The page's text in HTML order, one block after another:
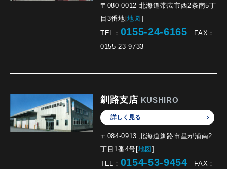
〒080-0012 北海道帯広市西2条南5丁
目3番地[地図]
TEL： 0155-24-6165 FAX：
0155-23-9733
釧路支店 KUSHIRO
詳しく見る
〒084-0913 北海道釧路市星が浦南2
丁目1番4号[地図]
TEL： 0154-53-9454 FAX：